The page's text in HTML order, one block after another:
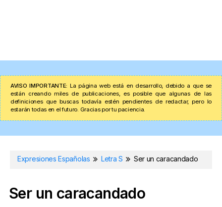
AVISO IMPORTANTE: La página web está en desarrollo, debido a que se
están creando miles de publicaciones, es posible que algunas de las
definiciones que buscas todavía estén pendientes de redactar, pero lo
estarán todas en el futuro. Gracias por tu paciencia.
Expresiones Españolas Letra S Ser un caracandado
Ser un caracandado